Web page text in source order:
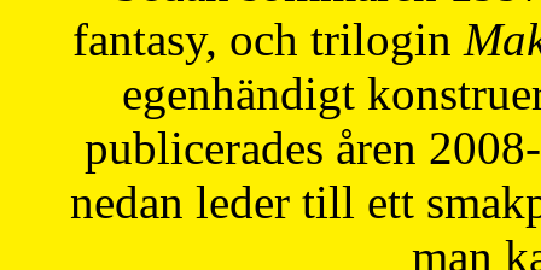
fantasy, och trilogin
egenhändigt
publicerades åren
nedan leder till ett
man